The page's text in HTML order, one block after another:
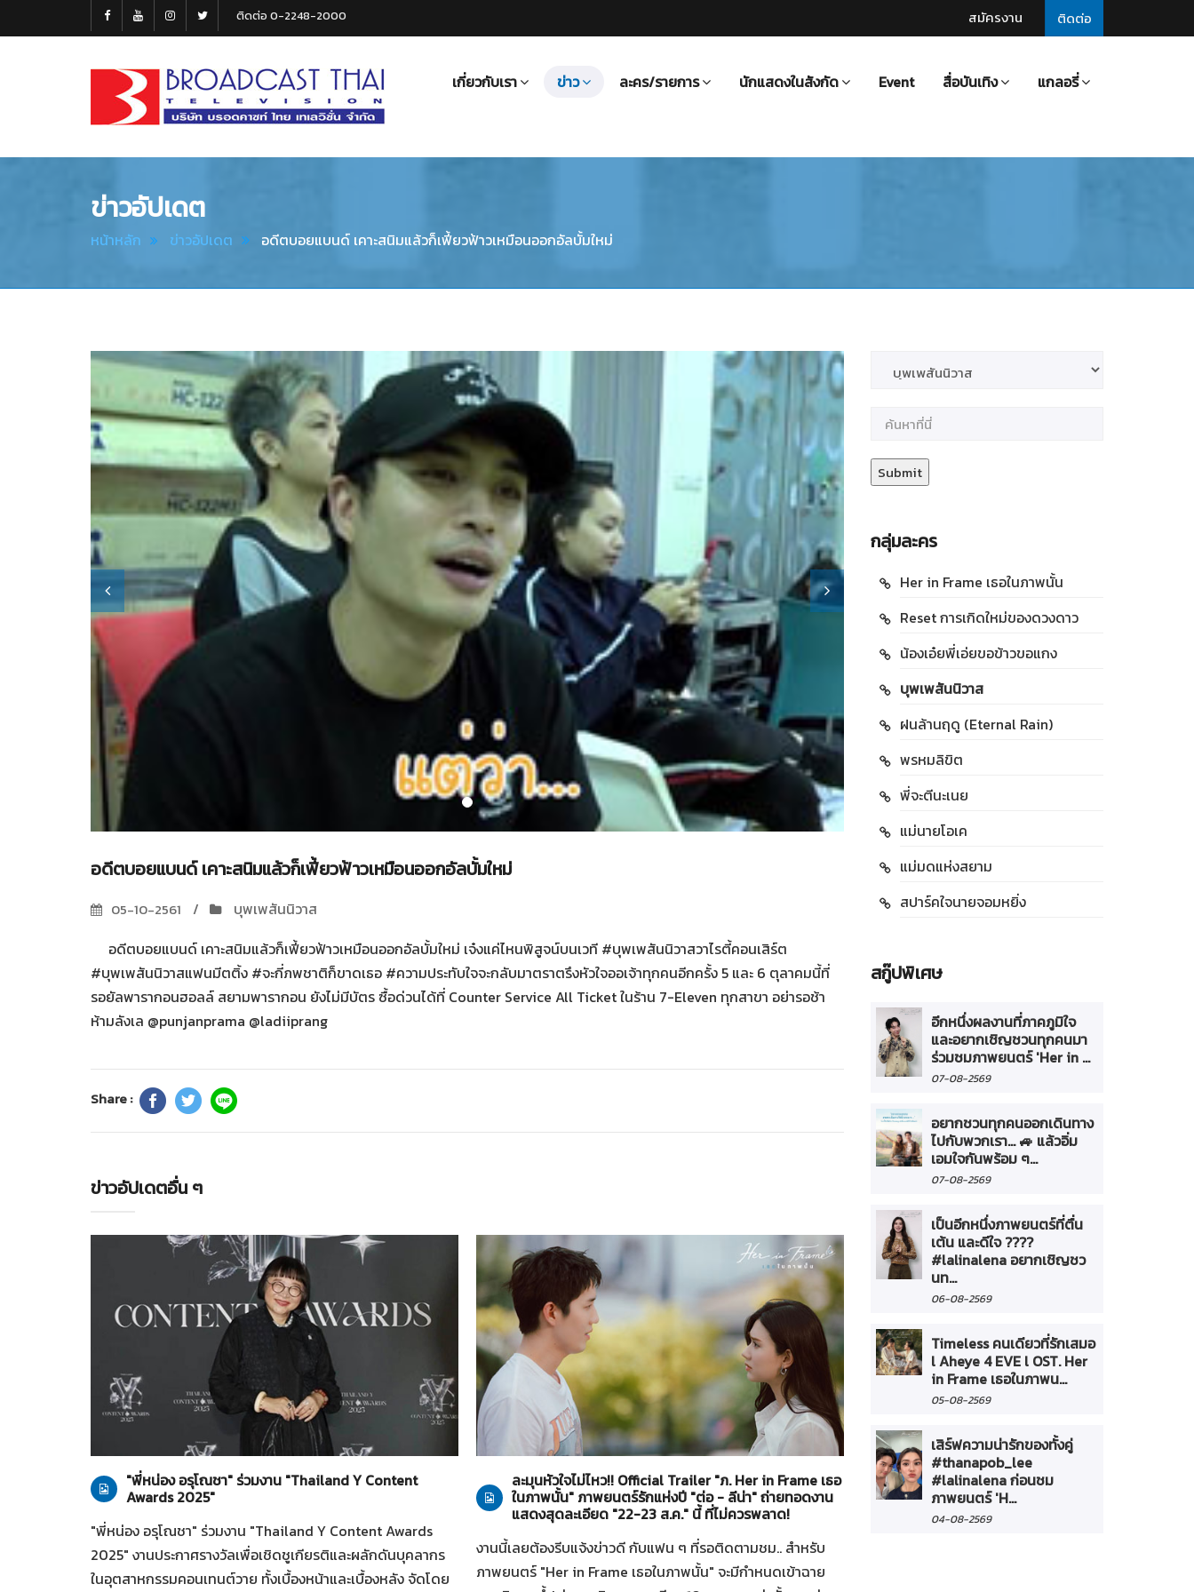
ติดต่อ
สมัครงาน
ติดต่อ 0-2248-2000
Thai
เกี่ยวกับเรา ข่าว ละคร/รายการ นักแสดงในสังกัด Event สื่อบันเทิง แกลอรี่
ข่าวอัปเดต
หน้าหลัก ข่าวอัปเดต อดีตบอยแบนด์ เคาะสนิมแล้วก็เฟี้ยวฟ้าวเหมือนออกอัลบั้มใหม่
อดีตบอยแบนด์ เคาะสนิมแล้วก็เฟี้ยวฟ้าวเหมือนออกอัลบั้มใหม่
05-10-2561
บุพเพสันนิวาส
อดีตบอยแบนด์ เคาะสนิมแล้วก็เฟี้ยวฟ้าวเหมือนออกอัลบั้มใหม่ เจ๋งแค่ไหนพิสูจน์บนเวที #บุพเพสันนิวาสวาไรตี้คอนเสิร์ต
#บุพเพสันนิวาสแฟนมีตติ้ง #จะกี่ภพชาติก็ขาดเธอ #ความประทับใจจะกลับมาตราตรึงหัวใจออเจ้าทุกคนอีกครั้ง 5 และ 6 ตุลาคมนี้ที่
รอยัลพารากอนฮอลล์ สยามพารากอน ยังไม่มีบัตร ซื้อด่วนได้ที่ Counter Service All Ticket ในร้าน 7-Eleven ทุกสาขา อย่ารอช้า
ห้ามลังเล @punjanprama @ladiiprang
Share :
ข่าวอัปเดตอื่น ๆ
28-07-2569
"พี่หน่อง อรุโณชา" ร่วมงาน "Thailand Y Content
Awards 2025"
"พี่หน่อง อรุโณชา" ร่วมงาน "Thailand Y Content Awards
2025" งานประกาศรางวัลเพื่อเชิดชูเกียรติและผลักดันบุคลากร
ในอุตสาหกรรมคอนเทนต์วาย ทั้งเบื้องหน้าและเบื้องหลัง จัดโดย
27-07-2569 Her in Frame เธอในภาพนั้น
ละมุนหัวใจไม่ไหว!! Official Trailer "ภ. Her in Frame เธอ
ในภาพนั้น" ภาพยนตร์รักแห่งปี "ต่อ - ลีน่า" ถ่ายทอดงาน
แสดงสุดละเอียด "22-23 ส.ค." นี้ ที่ไม่ควรพลาด!
งานนี้เลยต้องรีบแจ้งข่าวดี กับแฟน ๆ ที่รอติดตามชม.. สำหรับ
ภาพยนตร์ "Her in Frame เธอในภาพนั้น" จะมีกำหนดเข้าฉาย
21-07-2569 ทั่วไป
"Broadcast Thai Television" ร่วมเปิดบูธที่งาน
"Thailand Content Market 2026" กับตลาดซื้อข
คอนเทนต์และการเจรจาธุรกิจสร้างสรรค์นานาชาติ
กลุ่มละคร
Her in Frame เธอในภาพนั้น
Reset การเกิดใหม่ของดวงดาว
น้องเอ๋ยพี่เอ่ยขอข้าวขอแกง
บุพเพสันนิวาส
ฝนล้านฤดู (Eternal Rain)
พรหมลิขิต
พี่จะตีนะเนย
แม่นายโอเค
แม่มดแห่งสยาม
สปาร์คใจนายจอมหยิ่ง
สกู๊ปพิเศษ
อีกหนึ่งผลงานที่ภาคภูมิใจ
และอยากเชิญชวนทุกคนมา
ร่วมชมภาพยนตร์ 'Her in ...
07-08-2569
อยากชวนทุกคนออกเดินทาง
ไปกับพวกเรา... 🚙 แล้วอิ่ม
เอมใจกันพร้อม ๆ...
07-08-2569
เป็นอีกหนึ่งภาพยนตร์ที่ตื่น
เต้น และดีใจ ????
#lalinalena อยากเชิญชว
นท...
06-08-2569
Timeless คนเดียวที่รักเสมอ
l Aheye 4 EVE l OST. Her
in Frame เธอในภาพน...
05-08-2569
เสิร์ฟความน่ารักของทั้งคู่
#thanapob_lee
#lalinalena ก่อนชม
ภาพยนตร์ 'H...
04-08-2569